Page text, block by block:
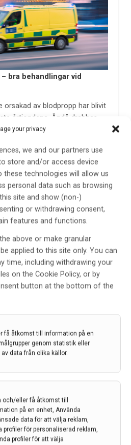
your privacy
we and our partners use
store and/or access device
technologies will allow us
personal data such as browsing
site and show (non-)
or withdrawing consent,
features and functions.
above or make granular
applied to this site only. You can
time, including withdrawing your
on the Cookie Policy, or by
button at the bottom of the
få åtkomst till information på en
genom statistik eller
data från olika källor.
och/eller få åtkomst till
på en enhet, Använda
data för att välja reklam,
profiler för personaliserad reklam,
profiler för att välja
bra behandlingar vid
orsakad av blodpropp har blivit
årtiondena. Ändå drabbas
stroke med
till sjukhus. Här återstår
20 dec 2023
har forskare lyckats
med hjälp av små
kan utvecklas till